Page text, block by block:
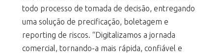
todo processo de tomada de decisão, entregando
uma solução de precificação, boletagem e
reporting de riscos. “Digitalizamos a jornada
comercial, tornando-a mais rápida, confiável e